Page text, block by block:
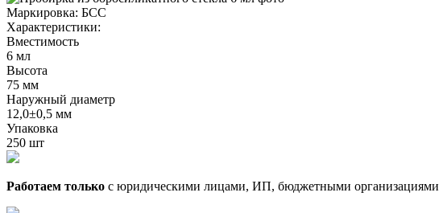
Маркировка: БСС
Характеристики:
Вместимость
6 мл
Высота
75 мм
Наружный диаметр
12,0±0,5 мм
Упаковка
250 шт
Работаем только с юридическими лицами, ИП, бюджетными организациями